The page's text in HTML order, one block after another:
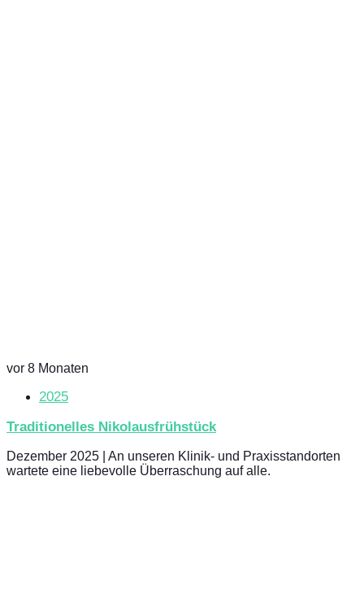
vor 8 Monaten
2025
Traditionelles Nikolausfrühstück
Dezember 2025 | An unseren Klinik- und Praxisstandorten
wartete eine liebevolle Überraschung auf alle.